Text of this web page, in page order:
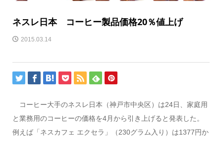
ネスレ日本 コーヒー製品価格20％値上げ
2015.03.14
コーヒー大手のネスレ日本（神戸市中央区）は24日、家庭用
と業務用のコーヒーの価格を4月から引き上げると発表した。
例えば「ネスカフェ エクセラ」（230グラム入り）は1377円か